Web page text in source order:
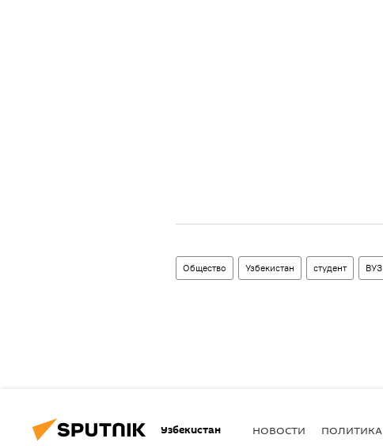
Общество Узбекистан студент ВУЗ
Узбекистан НОВОСТИ ПОЛИТИКА